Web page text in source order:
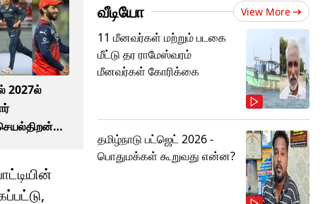
2027ல்
வீடியோ View More
11 மீனவர்கள் மற்றும் படகை
மீட்டு தர ராமேஸ்வரம்
மீனவர்கள் கோரிக்கை
தமிழ்நாடு பட்ஜெட் 2026 -
பொதுமக்கள் கூறுவது என்ன?